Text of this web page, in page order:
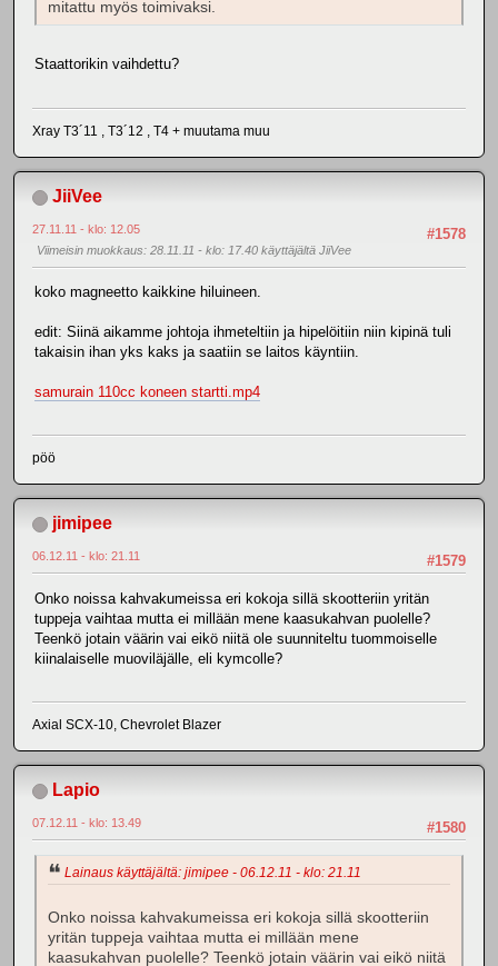
mitattu myös toimivaksi.
Staattorikin vaihdettu?
Xray T3´11 , T3´12 , T4 + muutama muu
JiiVee
#1578
27.11.11 - klo: 12.05
Viimeisin muokkaus: 28.11.11 - klo: 17.40 käyttäjältä JiiVee
koko magneetto kaikkine hiluineen.
edit: Siinä aikamme johtoja ihmeteltiin ja hipelöitiin niin kipinä tuli
takaisin ihan yks kaks ja saatiin se laitos käyntiin.
samurain 110cc koneen startti.mp4
pöö
jimipee
#1579
06.12.11 - klo: 21.11
Onko noissa kahvakumeissa eri kokoja sillä skootteriin yritän
tuppeja vaihtaa mutta ei millään mene kaasukahvan puolelle?
Teenkö jotain väärin vai eikö niitä ole suunniteltu tuommoiselle
kiinalaiselle muoviläjälle, eli kymcolle?
Axial SCX-10, Chevrolet Blazer
Lapio
#1580
07.12.11 - klo: 13.49
Lainaus käyttäjältä: jimipee - 06.12.11 - klo: 21.11
Onko noissa kahvakumeissa eri kokoja sillä skootteriin
yritän tuppeja vaihtaa mutta ei millään mene
kaasukahvan puolelle? Teenkö jotain väärin vai eikö niitä